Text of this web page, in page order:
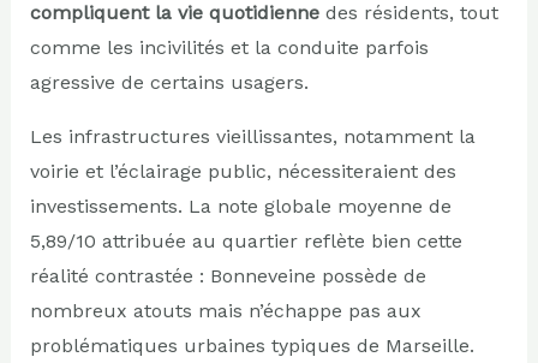
compliquent la vie quotidiennedes résidents, tout
comme les incivilités et la conduite parfois
agressive de certains usagers.
Les infrastructures vieillissantes, notamment la
voirie et l’éclairage public, nécessiteraient des
investissements. La note globale moyenne de
5,89/10 attribuée au quartier reflète bien cette
réalité contrastée : Bonneveine possède de
nombreux atouts mais n’échappe pas aux
problématiques urbaines typiques de Marseille.